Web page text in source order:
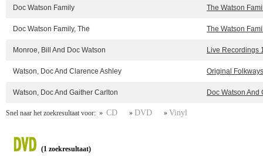
Doc Watson Family The Watson
Doc Watson Family, The The Watson
Monroe, Bill And Doc Watson Live Recordings
Watson, Doc And Clarence Ashley Original
Watson, Doc And Gaither Carlton Doc Watson And
Snel naar het zoekresultaat voor: » CD » DVD » Vinyl
DVD (1 zoekresultaat)